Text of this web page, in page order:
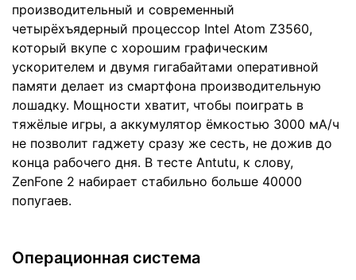
производительный и современный
четырёхъядерный процессор Intel Atom Z3560,
который вкупе с хорошим графическим
ускорителем и двумя гигабайтами оперативной
памяти делает из смартфона производительную
лошадку. Мощности хватит, чтобы поиграть в
тяжёлые игры, а аккумулятор ёмкостью 3000 мА/ч
не позволит гаджету сразу же сесть, не дожив до
конца рабочего дня. В тесте Antutu, к слову,
ZenFone 2 набирает стабильно больше 40000
попугаев.
Операционная система